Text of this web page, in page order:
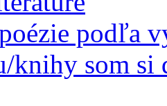
podľa
knihy som si